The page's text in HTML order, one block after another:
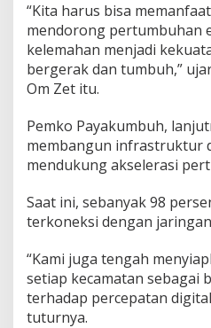
r
u
s
B
e
r
a
a
n
u
m
b
u
“Kita harus bisa
mendorong pertumbuhan
kelemahan menjadi
bergerak dan tumbuh,”
Om Zet itu.
Pemko Payakumbuh,
membangun infrastruktur
mendukung akselerasi
Saat ini, sebanyak 98
terkoneksi dengan
“Kami juga tengah
setiap kecamatan sebagai
terhadap percepatan
tuturnya.